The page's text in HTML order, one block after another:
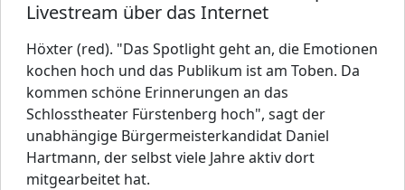
Livestream über das Internet
Höxter (red). "Das Spotlight geht an, die Emotionen
kochen hoch und das Publikum ist am Toben. Da
kommen schöne Erinnerungen an das
Schlosstheater Fürstenberg hoch", sagt der
unabhängige Bürgermeisterkandidat Daniel
Hartmann, der selbst viele Jahre aktiv dort
mitgearbeitet hat.